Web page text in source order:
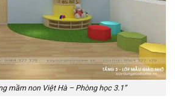
mầm non Việt Hà – Phòng học 3.1”